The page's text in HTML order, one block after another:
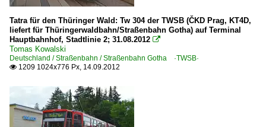
Tatra für den Thüringer Wald: Tw 304 der TWSB (ČKD Prag, KT4D,
liefert für Thüringerwaldbahn/Straßenbahn Gotha) auf Terminal
Hauptbahnhof, Stadtlinie 2; 31.08.2012 
Tomas Kowalski
Deutschland / Straßenbahn / Straßenbahn Gotha ·TWSB·
 1209 1024x776 Px, 14.09.2012